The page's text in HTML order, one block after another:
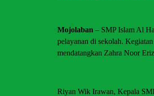
Mojolaban – SMP Islam Al
pelayanan di sekolah.
mendatangkan Zahra Noor
Riyan Wik Irawan, Kepala